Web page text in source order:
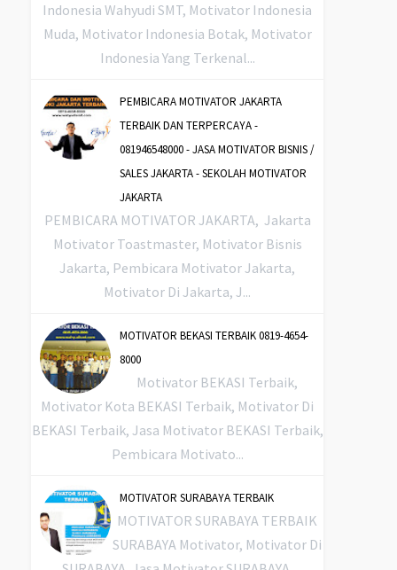
Indonesia Wahyudi SMT, Motivator Indonesia
Muda, Motivator Indonesia Botak, Motivator
Indonesia Yang Terkenal...
PEMBICARA MOTIVATOR JAKARTA
TERBAIK DAN TERPERCAYA -
081946548000 - JASA MOTIVATOR BISNIS /
SALES JAKARTA - SEKOLAH MOTIVATOR
JAKARTA
PEMBICARA MOTIVATOR JAKARTA, Jakarta
Motivator Toastmaster, Motivator Bisnis
Jakarta, Pembicara Motivator Jakarta,
Motivator Di Jakarta, J...
MOTIVATOR BEKASI TERBAIK 0819-4654-
8000
Motivator BEKASI Terbaik,
Motivator Kota BEKASI Terbaik, Motivator Di
BEKASI Terbaik, Jasa Motivator BEKASI Terbaik,
Pembicara Motivato...
MOTIVATOR SURABAYA TERBAIK
MOTIVATOR SURABAYA TERBAIK
SURABAYA Motivator, Motivator Di